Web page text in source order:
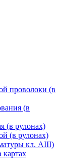
проволоки (в
(в
(в рулонах)
(в рулонах)
кл. АIII)
картах